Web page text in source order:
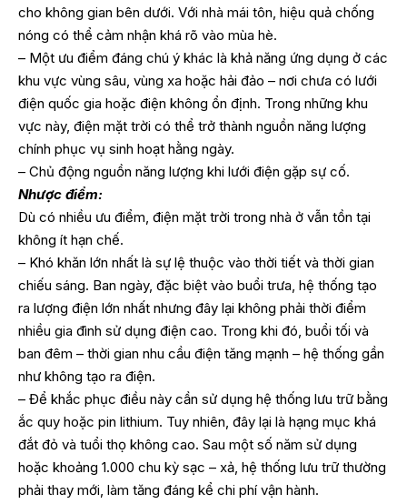
cho không gian bên dưới. Với nhà mái tôn, hiệu quả chống
nóng có thể cảm nhận khá rõ vào mùa hè.
– Một ưu điểm đáng chú ý khác là khả năng ứng dụng ở các
khu vực vùng sâu, vùng xa hoặc hải đảo – nơi chưa có lưới
điện quốc gia hoặc điện không ổn định. Trong những khu
vực này, điện mặt trời có thể trở thành nguồn năng lượng
chính phục vụ sinh hoạt hằng ngày.
– Chủ động nguồn năng lượng khi lưới điện gặp sự cố.
Nhược điểm:
Dù có nhiều ưu điểm, điện mặt trời trong nhà ở vẫn tồn tại
không ít hạn chế.
– Khó khăn lớn nhất là sự lệ thuộc vào thời tiết và thời gian
chiếu sáng. Ban ngày, đặc biệt vào buổi trưa, hệ thống tạo
ra lượng điện lớn nhất nhưng đây lại không phải thời điểm
nhiều gia đình sử dụng điện cao. Trong khi đó, buổi tối và
ban đêm – thời gian nhu cầu điện tăng mạnh – hệ thống gần
như không tạo ra điện.
– Để khắc phục điều này cần sử dụng hệ thống lưu trữ bằng
ắc quy hoặc pin lithium. Tuy nhiên, đây lại là hạng mục khá
đắt đỏ và tuổi thọ không cao. Sau một số năm sử dụng
hoặc khoảng 1.000 chu kỳ sạc – xả, hệ thống lưu trữ thường
phải thay mới, làm tăng đáng kể chi phí vận hành.